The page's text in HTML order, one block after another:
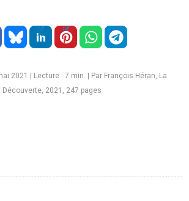
2021|Lecture : 7 min. | Par François Héran, La
Découverte, 2021, 247 pages